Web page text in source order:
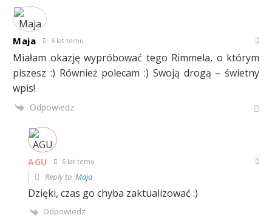
Maja 6 lat temu
Miałam okazję wypróbować tego Rimmela, o którym
piszesz :) Również polecam :) Swoją drogą – świetny
wpis!
Odpowiedz
AGU 6 lat temu
Reply to Maja
Dzięki, czas go chyba zaktualizować :)
Odpowiedz